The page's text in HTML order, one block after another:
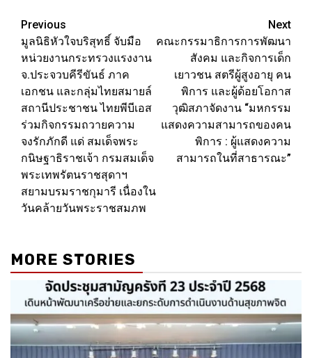
Post
navigation
Previous
มูลนิธิหัวใจบริสุทธิ์ จับมือ
หน่วยงานกระทรวงแรงงาน
จ.ประจวบคีรีขันธ์ ภาค
เอกชน และกลุ่มไทยสมายล์
สถานีประชาชน ไทยพีบีเอส
ร่วมกิจกรรมถวายความ
จงรักภักดี แด่ สมเด็จพระ
กนิษฐาธิราชเจ้า กรมสมเด็จ
พระเทพรัตนราชสุดาฯ
สยามบรมราชกุมารี เนื่องใน
วันคล้ายวันพระราชสมภพ
Next
คณะกรรมาธิการการพัฒนา
สังคม และกิจการเด็ก
เยาวชน สตรีผู้สูงอายุ คน
พิการ และผู้ด้อยโอกาส
วุฒิสภาจัดงาน “มหกรรม
แสดงความสามารถของคน
พิการ : ผู้แสดงความ
สามารถในที่สาธารณะ”
MORE STORIES